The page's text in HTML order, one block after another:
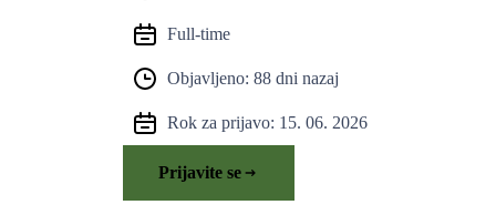
Full-time
Objavljeno: 88 dni nazaj
Rok za prijavo: 15. 06. 2026
Prijavite se